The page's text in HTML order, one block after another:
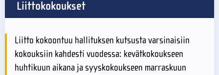
Liittokokoukset
Liitto kokoontuu hallituksen kutsusta varsinaisiin
kokouksiin kahdesti vuodessa: kevätkokoukseen
huhtikuun aikana ja syyskokoukseen marraskuun